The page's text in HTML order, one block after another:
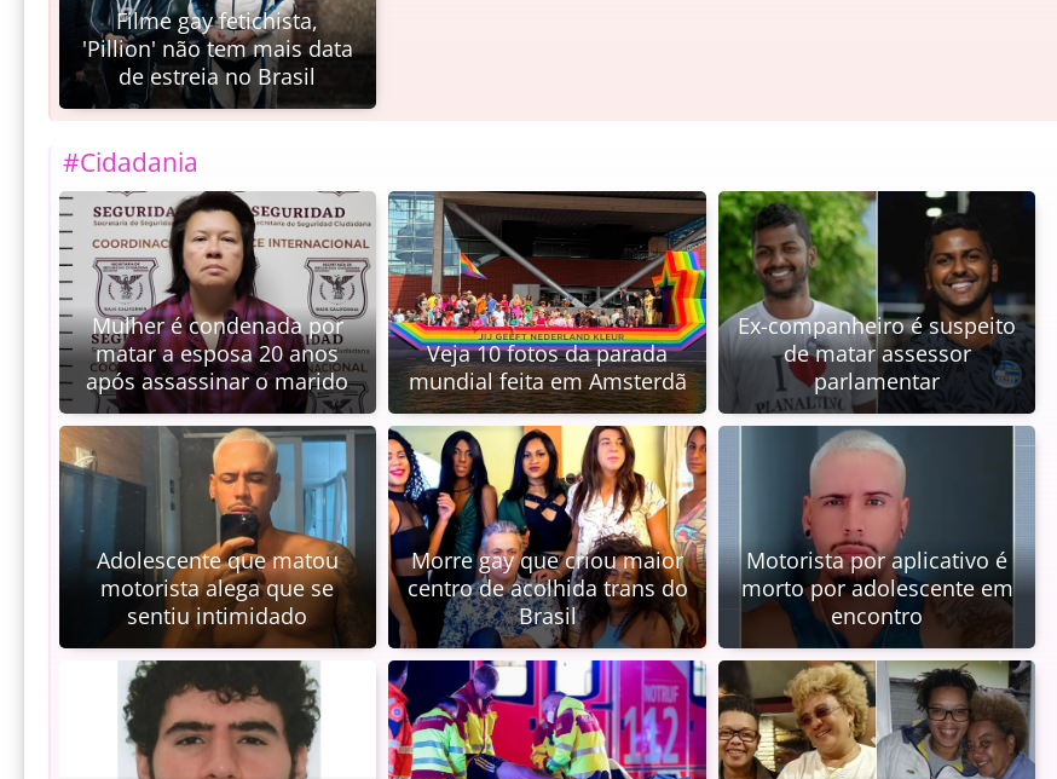
Filme gay fetichista,
'Pillion' não tem mais data
de estreia no Brasil
#Cidadania
Mulher é condenada por
matar a esposa 20 anos
após assassinar o marido
Veja 10 fotos da parada
mundial feita em Amsterdã
Ex-companheiro é suspeito
de matar assessor
parlamentar
Adolescente que matou
motorista alega que se
sentiu intimidado
Morre gay que criou maior
centro de acolhida trans do
Brasil
Motorista por aplicativo é
morto por adolescente em
encontro